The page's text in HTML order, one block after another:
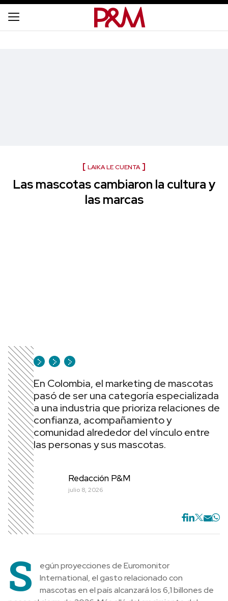
LAIKA LE CUENTA
Las mascotas cambiaron la cultura y
las marcas
En Colombia, el marketing de mascotas
pasó de ser una categoría especializada
a una industria que prioriza relaciones de
confianza, acompañamiento y
comunidad alrededor del vínculo entre
las personas y sus mascotas.
Redacción P&M
julio 8, 2026
S
egún proyecciones de Euromonitor
International, el gasto relacionado con
mascotas en el país alcanzará los 6,1 billones de